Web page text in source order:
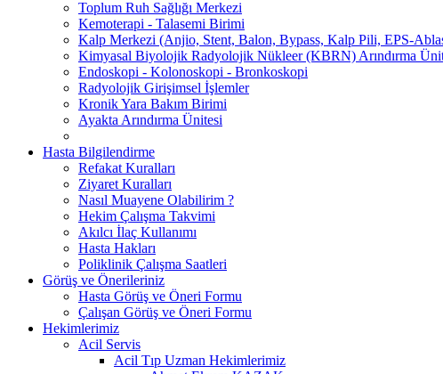
Toplum Ruh Sağlığı Merkezi
Kemoterapi - Talasemi Birimi
Kalp Merkezi (Anjio, Stent, Balon, Bypass, Kalp Pili, EPS-
Kimyasal Biyolojik Radyolojik Nükleer (KBRN) Arındırma
Endoskopi - Kolonoskopi - Bronkoskopi
Radyolojik Girişimsel İşlemler
Kronik Yara Bakım Birimi
Ayakta Arındırma Ünitesi
Hasta Bilgilendirme
Refakat Kuralları
Ziyaret Kuralları
Nasıl Muayene Olabilirim ?
Hekim Çalışma Takvimi
Akılcı İlaç Kullanımı
Hasta Hakları
Poliklinik Çalışma Saatleri
Görüş ve Önerileriniz
Hasta Görüş ve Öneri Formu
Çalışan Görüş ve Öneri Formu
Hekimlerimiz
Acil Servis
Acil Tıp Uzman Hekimlerimiz